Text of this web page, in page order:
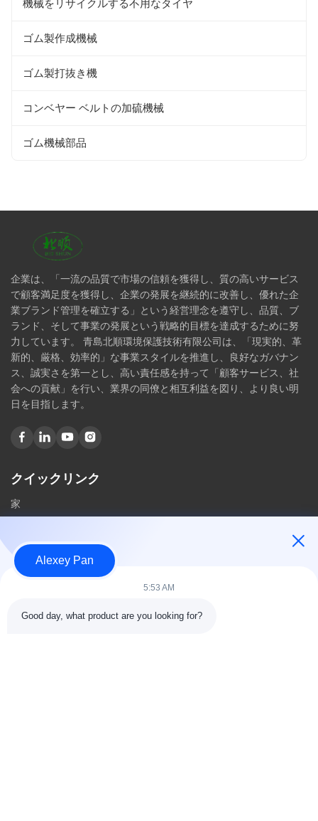
機械をリサイクルする不用なタイヤ
ゴム製作成機械
ゴム製打抜き機
コンベヤー ベルトの加硫機械
ゴム機械部品
企業は、「一流の品質で市場の信頼を獲得し、質の高いサービス
で顧客満足度を獲得し、企業の発展を継続的に改善し、優れた企
業ブランド管理を確立する」という経営理念を遵守し、品質、ブ
ランド、そして事業の発展という戦略的目標を達成するために努
力しています。 青島北順環境保護技術有限公司は、「現実的、革
新的、厳格、効率的」な事業スタイルを推進し、良好なガバナン
ス、誠実さを第一とし、高い責任感を持って「顧客サービス、社
会への貢献」を行い、業界の同僚と相互利益を図り、より良い明
日を目指します。
クイックリンク
家
製品
私達に連絡しなさい
Alexey Pan
5:53 AM
Good day, what product are you looking for?